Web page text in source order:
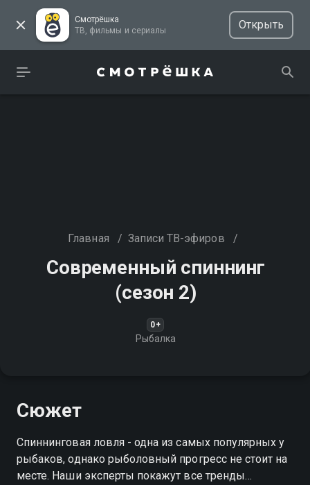
Смотрёшка
ТВ, фильмы и сериалы
Открыть
Главная / Записи ТВ-эфиров /
Современный спиннинг
(сезон 2)
0+
Рыбалка
Сюжет
Спиннинговая ловля - одна из самых популярных у
рыбаков, однако рыболовный прогресс не стоит на
месте. Наши эксперты покажут все тренды